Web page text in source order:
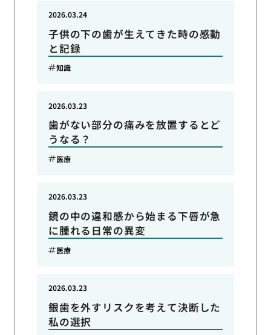
子供の下の歯が生えてきた時の感動
と記録
2026.03.24
知識
歯がない部分の痛みを放置するとど
うなる？
2026.03.23
医療
鏡の中の違和感から始まる下唇が急
に腫れる日常の異変
2026.03.23
医療
銀歯を外すリスクを考えて決断した
私の選択
2026.03.23